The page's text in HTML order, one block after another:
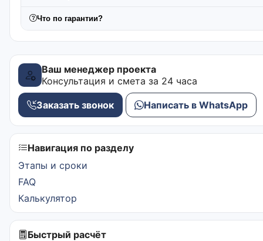
Что по гарантии?
Ваш менеджер проекта
Консультация и смета за 24 часа
Заказать звонок Написать в WhatsApp
Навигация по разделу
Этапы и сроки
FAQ
Калькулятор
Быстрый расчёт